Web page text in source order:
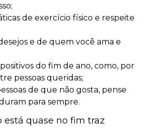
de exercício físico e respeite
desejos e de quem você ama e
positivos do fim de ano, como, por
pessoas queridas;
de que não gosta, pense
para sempre.
está quase no fim traz